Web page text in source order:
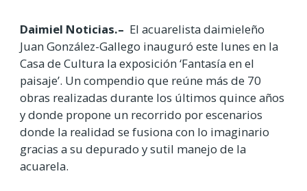
Daimiel Noticias.– El acuarelista daimieleño
Juan González-Gallego inauguró este lunes en la
Casa de Cultura la exposición ‘Fantasía en el
paisaje’. Un compendio que reúne más de 70
obras realizadas durante los últimos quince años
y donde propone un recorrido por escenarios
donde la realidad se fusiona con lo imaginario
gracias a su depurado y sutil manejo de la
acuarela.